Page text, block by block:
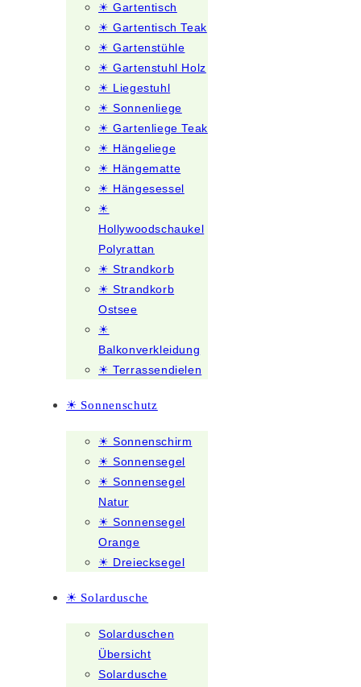
☀ Gartentisch
☀ Gartentisch Teak
☀ Gartenstühle
☀ Gartenstuhl Holz
☀ Liegestuhl
☀ Sonnenliege
☀ Gartenliege Teak
☀ Hängeliege
☀ Hängematte
☀ Hängesessel
☀
Hollywoodschaukel
Polyrattan
☀ Strandkorb
☀ Strandkorb
Ostsee
☀
Balkonverkleidung
☀ Terrassendielen
☀ Sonnenschutz
☀ Sonnenschirm
☀ Sonnensegel
☀ Sonnensegel
Natur
☀ Sonnensegel
Orange
☀ Dreiecksegel
☀ Solardusche
Solarduschen
Übersicht
Solardusche